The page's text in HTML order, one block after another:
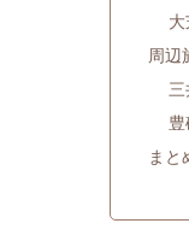
周辺
豊
まと